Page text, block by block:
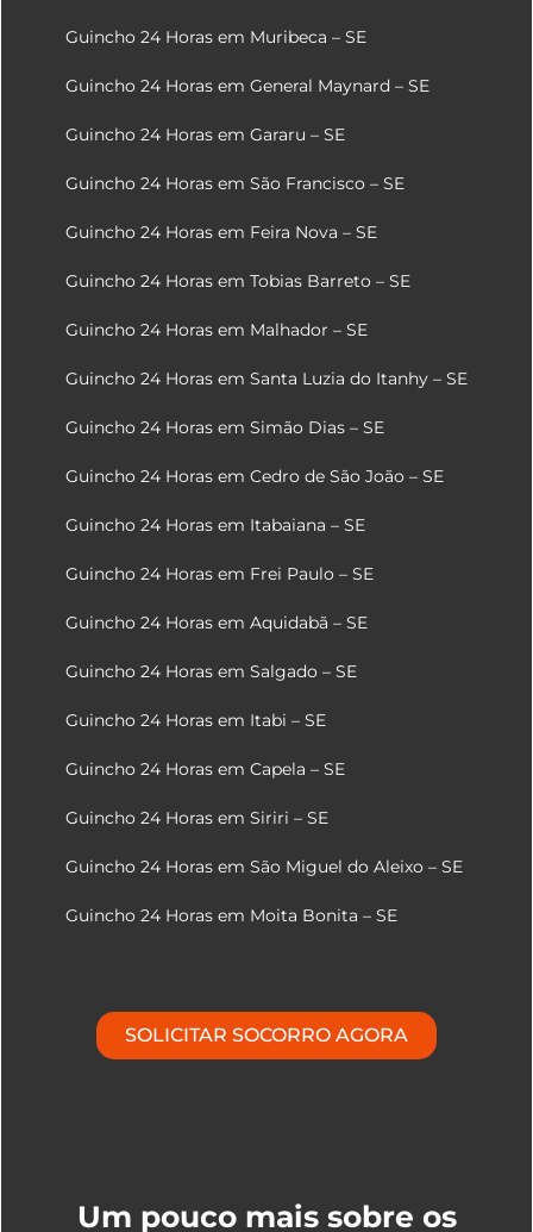
Guincho 24 Horas em Muribeca – SE
Guincho 24 Horas em General Maynard – SE
Guincho 24 Horas em Gararu – SE
Guincho 24 Horas em São Francisco – SE
Guincho 24 Horas em Feira Nova – SE
Guincho 24 Horas em Tobias Barreto – SE
Guincho 24 Horas em Malhador – SE
Guincho 24 Horas em Santa Luzia do Itanhy – SE
Guincho 24 Horas em Simão Dias – SE
Guincho 24 Horas em Cedro de São João – SE
Guincho 24 Horas em Itabaiana – SE
Guincho 24 Horas em Frei Paulo – SE
Guincho 24 Horas em Aquidabã – SE
Guincho 24 Horas em Salgado – SE
Guincho 24 Horas em Itabi – SE
Guincho 24 Horas em Capela – SE
Guincho 24 Horas em Siriri – SE
Guincho 24 Horas em São Miguel do Aleixo – SE
Guincho 24 Horas em Moita Bonita – SE
SOLICITAR SOCORRO AGORA
Um pouco mais sobre os